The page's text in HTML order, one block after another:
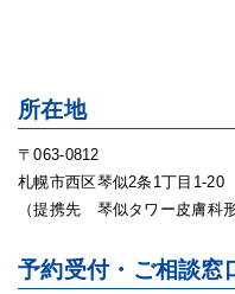
所在地
〒063-0812
札幌市西区琴似2条1丁目1-
（提携先 琴似タワー皮膚科
予約受付・ご相談窓